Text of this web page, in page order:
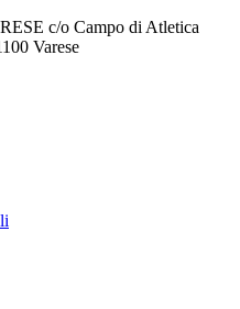
c/o Campo di Atletica
Varese